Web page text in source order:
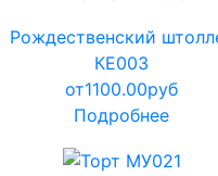
Рождественский
КЕ003
от1100.00руб
Подробнее